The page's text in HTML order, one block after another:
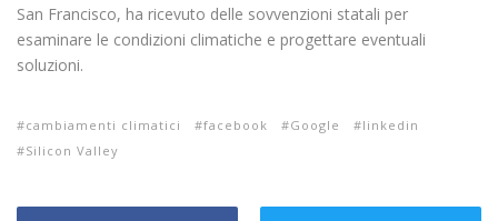
San Francisco, ha ricevuto delle sovvenzioni statali per
esaminare le condizioni climatiche e progettare eventuali
soluzioni.
cambiamenti climatici facebook Google
linkedin
Silicon Valley